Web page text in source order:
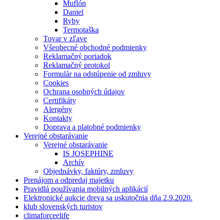
Muflón
Daniel
Ryby
Termotaška
Tovar v zľave
Všeobecné obchodné podmienky
Reklamačný poriadok
Reklamačný protokol
Formulár na odstúpenie od zmluvy
Cookies
Ochrana osobných údajov
Certifikáty
Alergény
Kontakty
Doprava a platobné podmienky
Verejné obstarávanie
Verejné obstarávanie
IS JOSEPHINE
Archív
Objednávky, faktúry, zmluvy
Prenájom a odpredaj majetku
Pravidlá používania mobilných aplikácií
Elektronické aukcie dreva sa uskutočnia dňa 2.9.2020.
klub slovenských turistov
climaforceelife